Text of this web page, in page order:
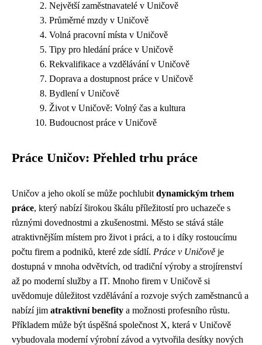
Největší zaměstnavatelé v Uničově
Průměrné mzdy v Uničově
Volná pracovní místa v Uničově
Tipy pro hledání práce v Uničově
Rekvalifikace a vzdělávání v Uničově
Doprava a dostupnost práce v Uničově
Bydlení v Uničově
Život v Uničově: Volný čas a kultura
Budoucnost práce v Uničově
Práce Uničov: Přehled trhu práce
Uničov a jeho okolí se může pochlubit dynamickým trhem
práce, který nabízí širokou škálu příležitostí pro uchazeče s
různými dovednostmi a zkušenostmi. Město se stává stále
atraktivnějším místem pro život i práci, a to i díky rostoucímu
počtu firem a podniků, které zde sídlí. Práce v Uničově je
dostupná v mnoha odvětvích, od tradiční výroby a strojírenství
až po moderní služby a IT. Mnoho firem v Uničově si
uvědomuje důležitost vzdělávání a rozvoje svých zaměstnanců a
nabízí jim atraktivní benefity a možnosti profesního růstu.
Příkladem může být úspěšná společnost X, která v Uničově
vybudovala moderní výrobní závod a vytvořila desítky nových